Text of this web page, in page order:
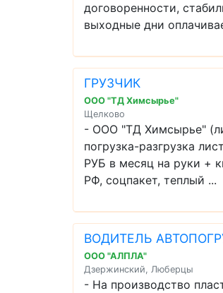
договоренности,
выходные дни
ГРУЗЧИК
ООО "ТД Химсырье"
Щелково
- ООО "ТД Химсырье"
погрузка-разгрузка
РУБ в месяц на руки +
РФ, соцпакет, теплый ...
ВОДИТЕЛЬ
ООО "АЛПЛА"
Дзержинский, Люберцы
- На производство